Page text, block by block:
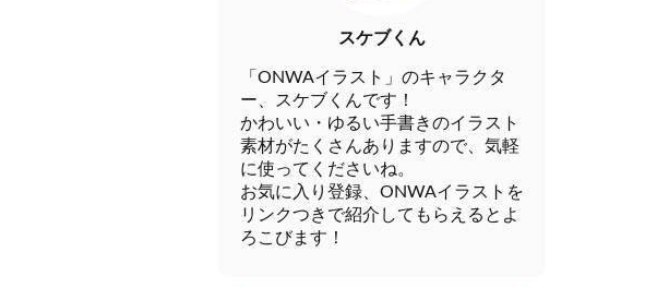
スケブくん
「ONWAイラスト」のキャラクタ
ー、スケブくんです！
かわいい・ゆるい手書きのイラスト
素材がたくさんありますので、気軽
に使ってくださいね。
お気に入り登録、ONWAイラストを
リンクつきで紹介してもらえるとよ
ろこびます！